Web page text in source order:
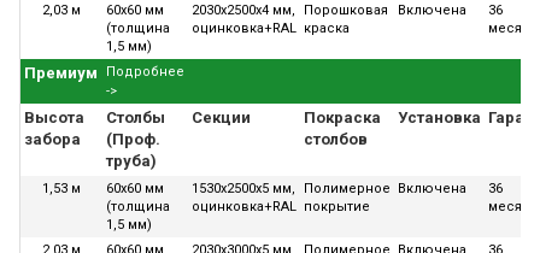
2,03 м
60х60 мм
(толщина
1,5 мм)
2030x2500x4 мм,
оцинковка+RAL
Порошковая
краска
Включена
36
Премиум
Подробнее
->
Высота
забора
Столбы
(Проф.
труба)
Секции
Покраска
столбов
Установка
1,53 м
60х60 мм
(толщина
1,5 мм)
1530x2500x5 мм,
оцинковка+RAL
Полимерное
покрытие
Включена
36
2,03 м 60х60 мм 2030x3000x5 мм, Полимерное Включена 36